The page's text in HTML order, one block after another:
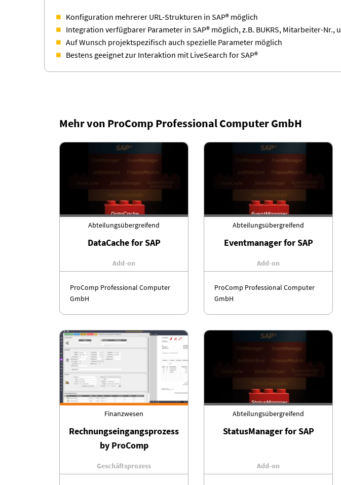
Konfiguration mehrerer URL-Strukturen in SAP® möglich
Integration verfügbarer Parameter in SAP® möglich, z.B. BUKRS, Mitarbeiter-Nr.,
Auf Wunsch projektspezifisch auch spezielle Parameter möglich
Bestens geeignet zur Interaktion mit LiveSearch for SAP®
Mehr von ProComp Professional Computer GmbH
Abteilungsübergreifend
DataCache for SAP
Add-on
ProComp Professional Computer
GmbH
Abteilungsübergreifend
Eventmanager for SAP
Add-on
ProComp Professional Computer
GmbH
Finanzwesen
Rechnungseingangsprozess
by ProComp
Geschäftsprozess
Abteilungsübergreifend
StatusManager for SAP
Add-on